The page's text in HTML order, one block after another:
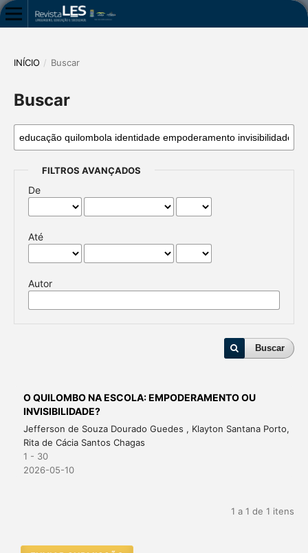
INÍCIO / Buscar
Buscar
FILTROS AVANÇADOS
De
Até
Autor
Buscar
O QUILOMBO NA ESCOLA: EMPODERAMENTO OU
INVISIBILIDADE?
Jefferson de Souza Dourado Guedes , Klayton Santana Porto,
Rita de Cácia Santos Chagas
1 - 30
2026-05-10
1 a 1 de 1 itens